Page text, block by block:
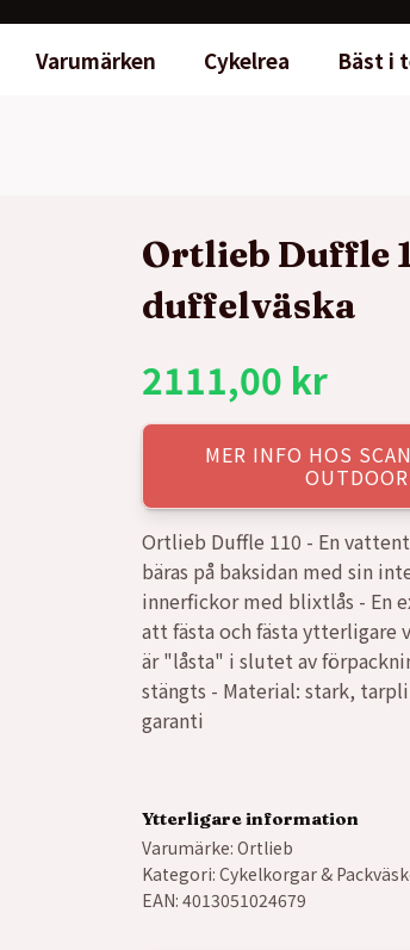
Varumärken Cykelrea Bäst i
Ortlieb Duffle
duffelväska
2111,00 kr
MER INFO HOS
OUTDOOR
Ortlieb Duffle 110 - En
bäras på baksidan med sin
innerfickor med blixtlås - En
att fästa och fästa ytterligare
är "låsta" i slutet av
stängts - Material: stark,
garanti
Ytterligare information
Varumärke:Ortlieb
Kategori:Cykelkorgar &
EAN:4013051024679